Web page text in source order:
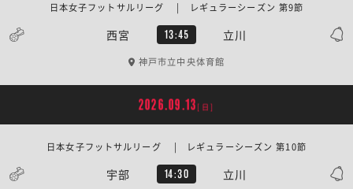
西宮 13:45 立川
日本女子フットサルリーグ | レギュラーシーズン 第9節
神戸市立中央体育館
2026.09.13 [日]
宇部 14:30 立川
日本女子フットサルリーグ | レギュラーシーズン 第10節